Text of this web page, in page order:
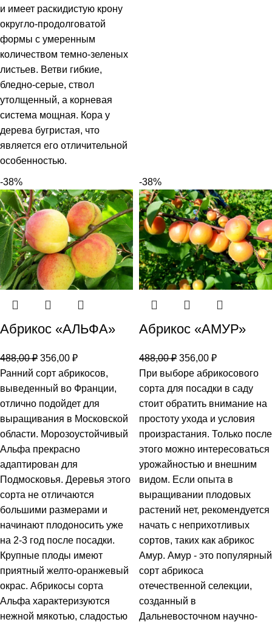
и имеет раскидистую крону
округло-продолговатой
формы с умеренным
количеством темно-зеленых
листьев. Ветви гибкие,
бледно-серые, ствол
утолщенный, а корневая
система мощная. Кора у
дерева бугристая, что
является его отличительной
особенностью.
-38%
Абрикос «АЛЬФА»
488,00₽ 356,00 ₽
Ранний сорт абрикосов,
выведенный во Франции,
отлично подойдет для
выращивания в Московской
области. Морозоустойчивый
Альфа прекрасно
адаптирован для
Подмосковья. Деревья этого
сорта не отличаются
большими размерами и
начинают плодоносить уже
на 2-3 год после посадки.
Крупные плоды имеют
приятный желто-оранжевый
окрас. Абрикосы сорта
Альфа характеризуются
нежной мякотью, сладостью
-38%
Абрикос «АМУР»
488,00₽ 356,00 ₽
При выборе абрикосового
сорта для посадки в саду
стоит обратить внимание на
простоту ухода и условия
произрастания. Только после
этого можно интересоваться
урожайностью и внешним
видом. Если опыта в
выращивании плодовых
растений нет, рекомендуется
начать с неприхотливых
сортов, таких как абрикос
Амур. Амур - это популярный
сорт абрикоса
отечественной селекции,
созданный в
Дальневосточном научно-